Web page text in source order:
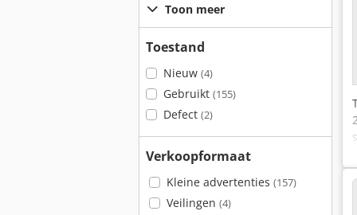
Toon meer
Toestand
Nieuw (4)
Gebruikt (155)
Defect (2)
Verkoopformaat
Kleine advertenties (157)
Veilingen (4)